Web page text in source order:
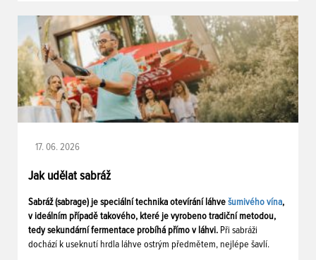
17. 06. 2026
Jak udělat sabráž
Sabráž (sabrage) je speciální technika otevírání láhve šumivého vína,
v ideálním případě takového, které je vyrobeno tradiční metodou,
tedy sekundární fermentace probíhá přímo v láhvi. Při sabráži
dochází k useknutí hrdla láhve ostrým předmětem, nejlépe šavlí.